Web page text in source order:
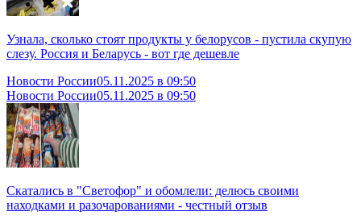
Узнала, сколько стоят продукты у белорусов - пустила скупую
слезу. Россия и Беларусь - вот где дешевле
Новости России05.11.2025 в 09:50
Новости России05.11.2025 в 09:50
Скатались в "Светофор" и обомлели: делюсь своими
находками и разочарованиями - честный отзыв